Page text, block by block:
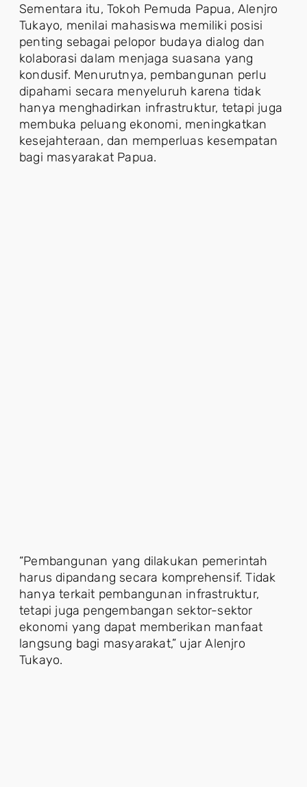
Sementara itu, Tokoh Pemuda Papua, Alenjro
Tukayo, menilai mahasiswa memiliki posisi
penting sebagai pelopor budaya dialog dan
kolaborasi dalam menjaga suasana yang
kondusif. Menurutnya, pembangunan perlu
dipahami secara menyeluruh karena tidak
hanya menghadirkan infrastruktur, tetapi juga
membuka peluang ekonomi, meningkatkan
kesejahteraan, dan memperluas kesempatan
bagi masyarakat Papua.
“Pembangunan yang dilakukan pemerintah
harus dipandang secara komprehensif. Tidak
hanya terkait pembangunan infrastruktur,
tetapi juga pengembangan sektor-sektor
ekonomi yang dapat memberikan manfaat
langsung bagi masyarakat,” ujar Alenjro
Tukayo.